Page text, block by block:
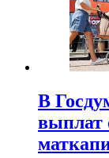
В
выплат